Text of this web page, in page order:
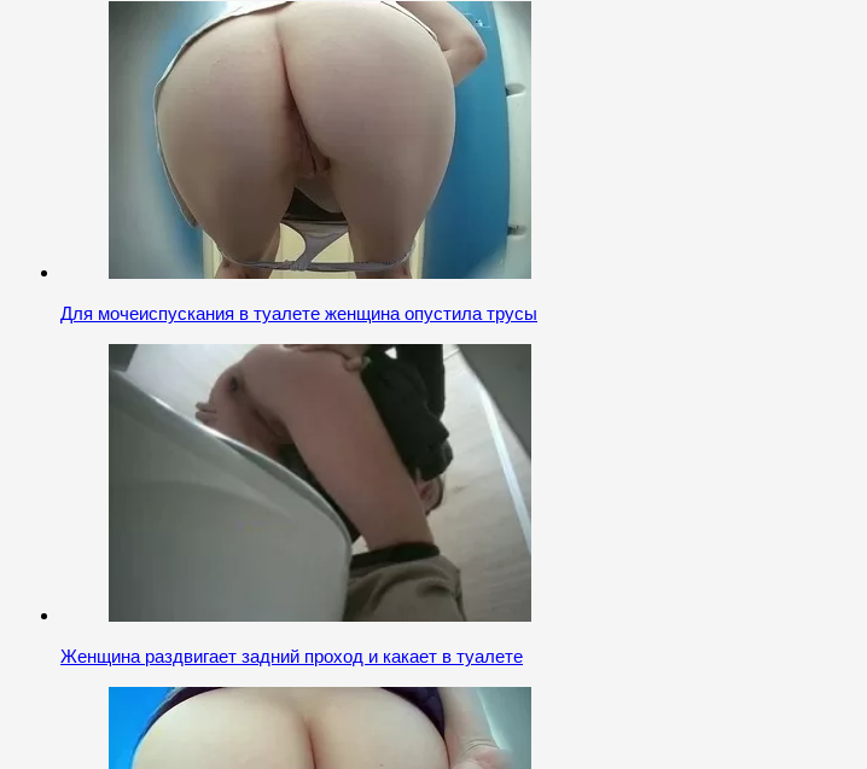
Для мочеиспускания в туалете женщина опустила трусы
Женщина раздвигает задний проход и какает в туалете